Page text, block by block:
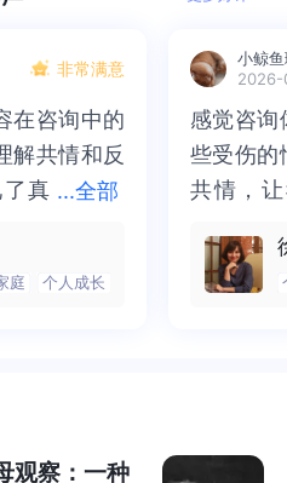
，但在怀孕、生子以后辞职
为中心，亲力亲为照顾孩
作为自己的职业（姚春霞，2
非常满意
...全部
在咨询中的
解共情和反
真
在的力量。
的路要走，
了🙏❤️
在咨询中的
解共情和反
真实的那
量。虽然不
走，但我很
庭 个人成长
小鲸
感觉咨询
些受伤的
共情，
一部分
而且当
感觉咨询
些受伤的
共情，让
处理的
询师准
观察：一种